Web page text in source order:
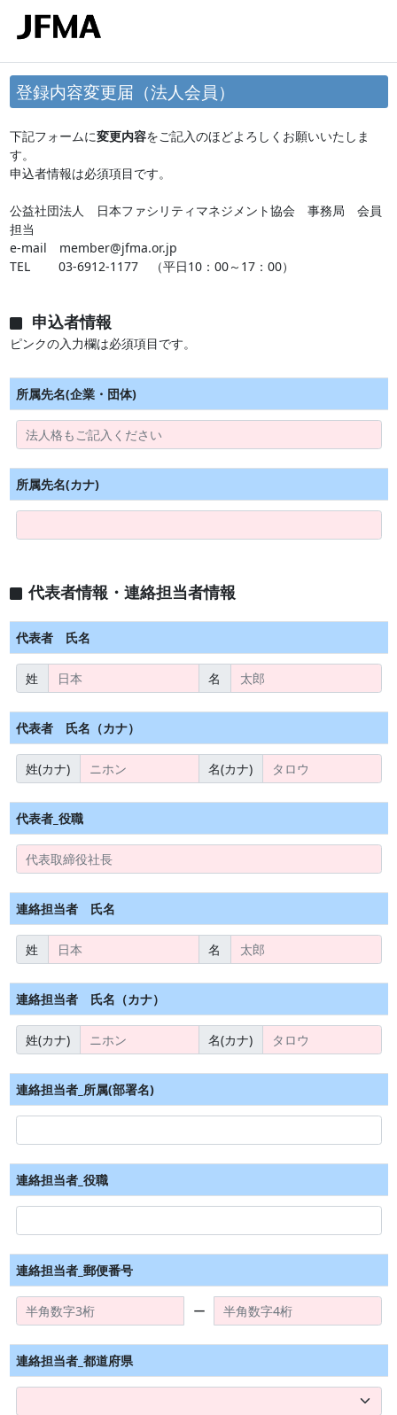
登録内容変更届（法人会員）
下記フォームに変更内容をご記入のほどよろしくお願いいたしま
す。
申込者情報は必須項目です。
公益社団法人 日本ファシリティマネジメント協会 事務局 会員
担当
e-mail member@jfma.or.jp
TEL 03-6912-1177 （平日10：00～17：00）
申込者情報
ピンクの入力欄は必須項目です。
所属先名(企業・団体)
所属先名(カナ)
代表者情報・連絡担当者情報
代表者 氏名
姓 名
代表者 氏名（カナ）
姓(カナ) 名(カナ)
代表者_役職
連絡担当者 氏名
姓 名
連絡担当者 氏名（カナ）
姓(カナ) 名(カナ)
連絡担当者_所属(部署名)
連絡担当者_役職
連絡担当者_郵便番号
ー
連絡担当者_都道府県